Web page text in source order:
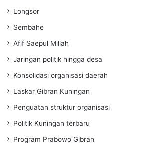
Longsor
Sembahe
Afif Saepul Millah
Jaringan politik hingga desa
Konsolidasi organisasi daerah
Laskar Gibran Kuningan
Penguatan struktur organisasi
Politik Kuningan terbaru
Program Prabowo Gibran